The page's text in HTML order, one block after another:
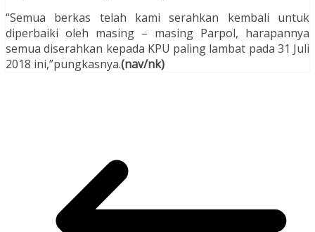
“Semua berkas telah kami serahkan kembali untuk
diperbaiki oleh masing – masing Parpol, harapannya
semua diserahkan kepada KPU paling lambat pada 31 Juli
2018 ini,”pungkasnya.(nav/nk)